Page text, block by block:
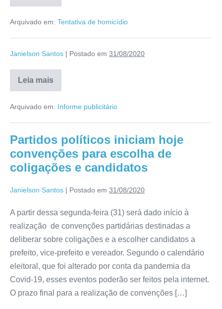
Arquivado em: Tentativa de homicídio
Janielson Santos | Postado em 31/08/2020
Leia mais
Arquivado em: Informe publicitário
Partidos políticos iniciam hoje
convenções para escolha de
coligações e candidatos
Janielson Santos | Postado em 31/08/2020
A partir dessa segunda-feira (31) será dado início à
realização de convenções partidárias destinadas a
deliberar sobre coligações e a escolher candidatos a
prefeito, vice-prefeito e vereador. Segundo o calendário
eleitoral, que foi alterado por conta da pandemia da
Covid-19, esses eventos poderão ser feitos pela internet.
O prazo final para a realização de convenções […]